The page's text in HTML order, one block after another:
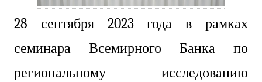
28 сентября 2023 года в рамках
семинара Всемирного Банка по
региональному исследованию